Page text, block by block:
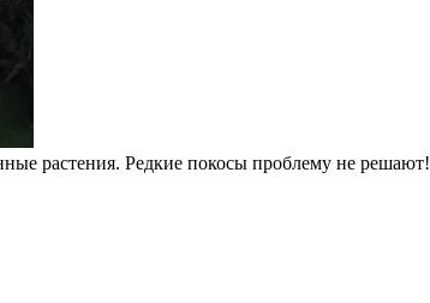
растения. Редкие покосы проблему не решают!